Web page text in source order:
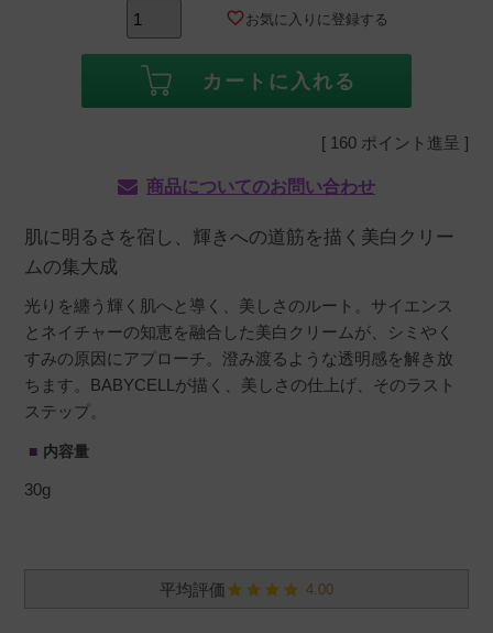
お気に入りに登録する
カートに入れる
[ 160 ポイント進呈 ]
商品についてのお問い合わせ
肌に明るさを宿し、輝きへの道筋を描く美白クリー
ムの集大成
光りを纏う輝く肌へと導く、美しさのルート。サイエンス
とネイチャーの知恵を融合した美白クリームが、シミやく
すみの原因にアプローチ。澄み渡るような透明感を解き放
ちます。BABYCELLが描く、美しさの仕上げ、そのラスト
ステップ。
内容量
30g
4.00